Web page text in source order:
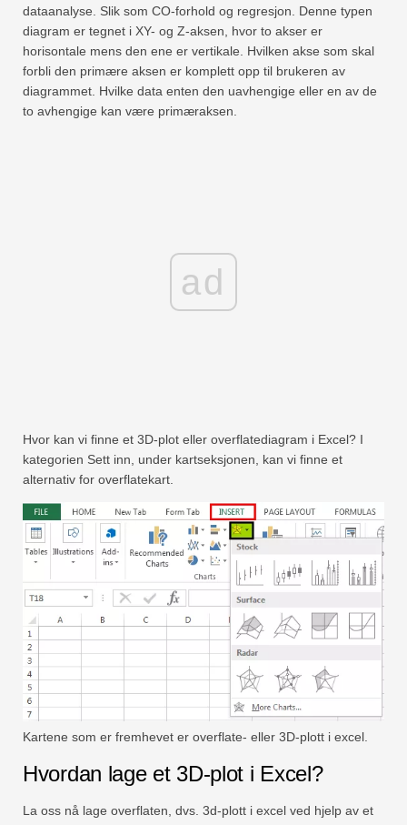
dataanalyse. Slik som CO-forhold og regresjon. Denne typen
diagram er tegnet i XY- og Z-aksen, hvor to akser er
horisontale mens den ene er vertikale. Hvilken akse som skal
forbli den primære aksen er komplett opp til brukeren av
diagrammet. Hvilke data enten den uavhengige eller en av de
to avhengige kan være primæraksen.
ad
Hvor kan vi finne et 3D-plot eller overflatediagram i Excel? I
kategorien Sett inn, under kartseksjonen, kan vi finne et
alternativ for overflatekart.
Kartene som er fremhevet er overflate- eller 3D-plott i excel.
Hvordan lage et 3D-plot i Excel?
La oss nå lage overflaten, dvs. 3d-plott i excel ved hjelp av et